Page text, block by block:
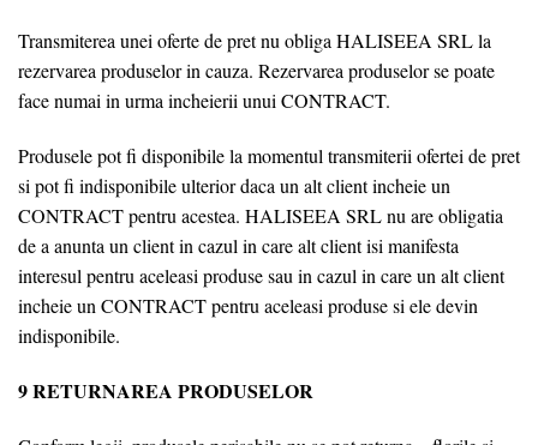
Transmiterea unei oferte de pret nu obliga HALISEEA SRL la
rezervarea produselor in cauza. Rezervarea produselor se poate
face numai in urma incheierii unui CONTRACT.
Produsele pot fi disponibile la momentul transmiterii ofertei de pret
si pot fi indisponibile ulterior daca un alt client incheie un
CONTRACT pentru acestea. HALISEEA SRL nu are obligatia
de a anunta un client in cazul in care alt client isi manifesta
interesul pentru aceleasi produse sau in cazul in care un alt client
incheie un CONTRACT pentru aceleasi produse si ele devin
indisponibile.
9 RETURNAREA PRODUSELOR